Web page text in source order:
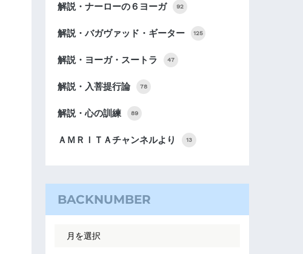
解説・ナーローの６ヨーガ 92
解説・バガヴァッド・ギーター 125
解説・ヨーガ・スートラ 47
解説・入菩提行論 78
解説・心の訓練 89
ＡＭＲＩＴＡチャンネルより 13
BACKNUMBER